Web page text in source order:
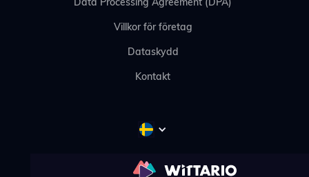
Data Processing Agreement (DPA)
Villkor för företag
Dataskydd
Kontakt